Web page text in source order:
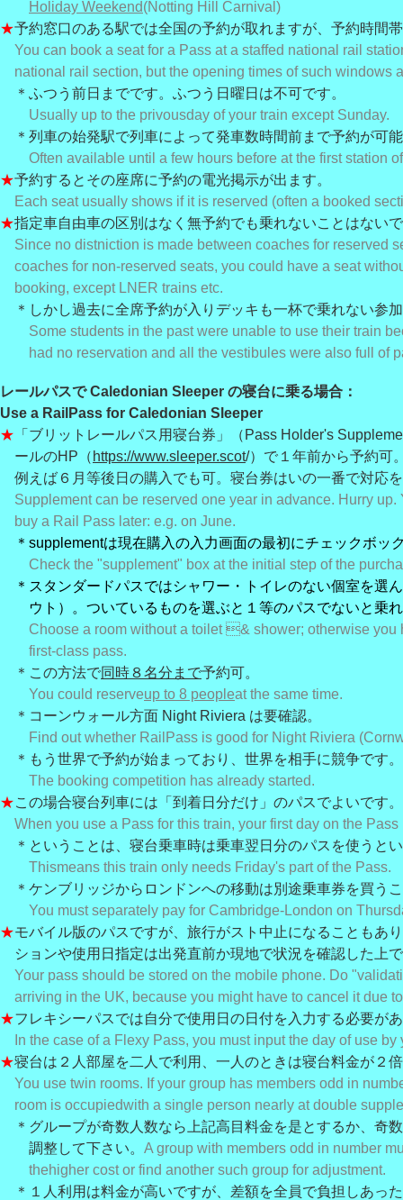
Holiday Weekend(Notting Hill Carnival)
★予約窓口のある駅では全国の予約が取れますが、予約時間
You can book a seat for a Pass at a staffed national rail
national rail section, but the opening times of such windows
＊ふつう前日までです。ふつう日曜日は不可です。
Usually up to the privousday of your train except Sunday.
＊列車の始発駅で列車によって発車数時間前まで予約が可
Often available until a few hours before at the first station
★予約するとその座席に予約の電光掲示が出ます。
Each seat usually shows if it is reserved (often a booked
★指定車自由車の区別はなく無予約でも乗れないことはない
Since no distniction is made between coaches for reserved
coaches for non-reserved seats, you could have a seat
booking, except LNER trains etc.
＊しかし過去に全席予約が入りデッキも一杯で乗れない参
Some students in the past were unable to use their train
had no reservation and all the vestibules were also full of
レールパスで Caledonian Sleeper の寝台に乗る場合：
Use a RailPass for Caledonian Sleeper
★ 「ブリットレールパス用寝台券」（Pass Holder's
ールのHP（ https://www.sleeper.scot/）で１年前から予約可
例えば６ 月等後日の購入でも可。寝台券はいの一番で対応
Supplement can be reserved one year in advance. Hurry up.
buy a Rail Pass later: e.g. on June.
＊supplementは現在購入の入力画面の最初にチェックボッ
Check the "supplement" box at the initial step of the
＊スタンダードパスではシャワー・トイレのない個室を選
ウト）。ついているものを選ぶと１等のパスでないと乗
Choose a room without a toilet & shower; otherwise you
first-class pass.
＊この方法で同時８名分まで予約可。
You could reserveup to 8 peopleat the same time.
＊コーンウォール方面 Night Riviera は要確認。
Find out whether RailPass is good for Night Riviera
＊もう世界で予約が始まっており、世界を相手に競争です
The booking competition has already started.
★この場合寝台列車には「到着日分だけ」のパスでよいです。
When you use a Pass for this train, your first day on the Pass
＊ということは、寝台乗車時は乗車翌日分のパスを使うと
Thismeans this train only needs Friday's part of the Pass.
＊ケンブリッジからロンドンへの移動は別途乗車券を買う
You must separately pay for Cambridge-London on
★モバイル版のパスですが、旅行がスト中止になることもあ
ションや使用日指定は出発直前か現地で状況を確認した上
Your pass should be stored on the mobile phone. Do
arriving in the UK, because you might have to cancel it due
★フレキシーパスでは自分で使用日の日付を入力する必要が
In the case of a Flexy Pass, you must input the day of use by
★寝台は２人部屋を二人で利用、一人のときは寝台料金が２倍
You use twin rooms. If your group has members odd in
room is occupiedwith a single person nearly at double
＊グループが奇数人数なら上記高目料金を是とするか、奇数
調整して下さい。 A group with members odd in number
thehigher cost or find another such group for adjustment.
＊１人利用は料金が高いですが、差額を全員で負担しあっ